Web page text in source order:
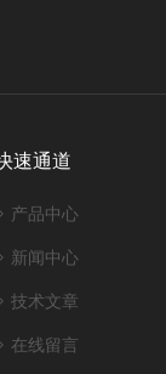
速通道
产品中心
新闻中心
技术文章
在线留言